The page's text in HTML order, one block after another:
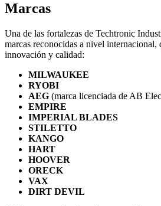
Marcas
Una de las fortalezas de Techtronic
marcas reconocidas a nivel internacional,
innovación y calidad:
MILWAUKEE
RYOBI
AEG (marca licenciada de AB
EMPIRE
IMPERIAL BLADES
STILETTO
KANGO
HART
HOOVER
ORECK
VAX
DIRT DEVIL